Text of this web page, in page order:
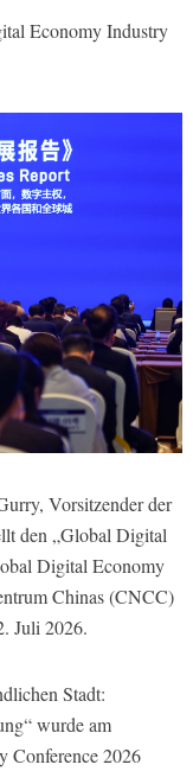
Economy Industry
Vorsitzender der
den „Global Digital
Digital Economy
Chinas (CNCC)
Juli 2026.
Stadt:
wurde am
Conference 2026